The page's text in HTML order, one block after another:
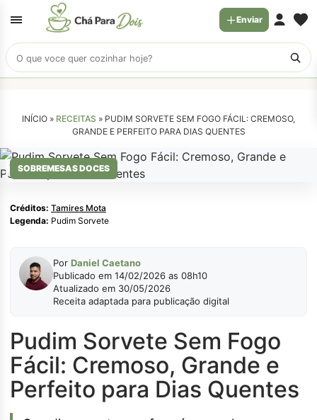
Buscar
receitas
Enviar
INÍCIO » RECEITAS » PUDIM SORVETE SEM FOGO FÁCIL: CREMOSO,
GRANDE E PERFEITO PARA DIAS QUENTES
SOBREMESAS DOCES
Tamires Mota
Créditos: Tamires Mota
Legenda: Pudim Sorvete
Por Daniel Caetano
Publicado em 14/02/2026 as 08h10
Atualizado em 30/05/2026
Receita adaptada para publicação digital
Pudim Sorvete Sem Fogo
Fácil: Cremoso, Grande e
Perfeito para Dias Quentes